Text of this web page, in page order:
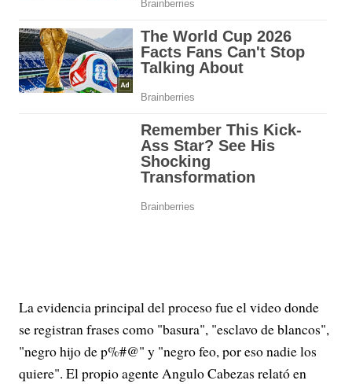
La evidencia principal del proceso fue el video donde
se registran frases como "basura", "esclavo de blancos",
"negro hijo de p%#@" y "negro feo, por eso nadie los
quiere". El propio agente Angulo Cabezas relató en